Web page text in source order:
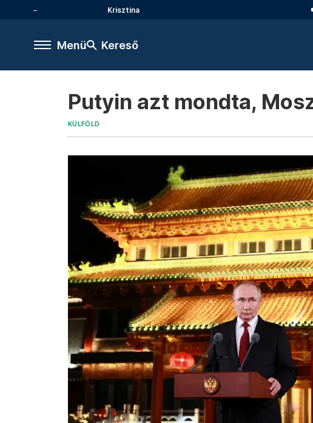
Krisztina
Menü Kereső
Putyin azt mondta,
KÜLFÖLD